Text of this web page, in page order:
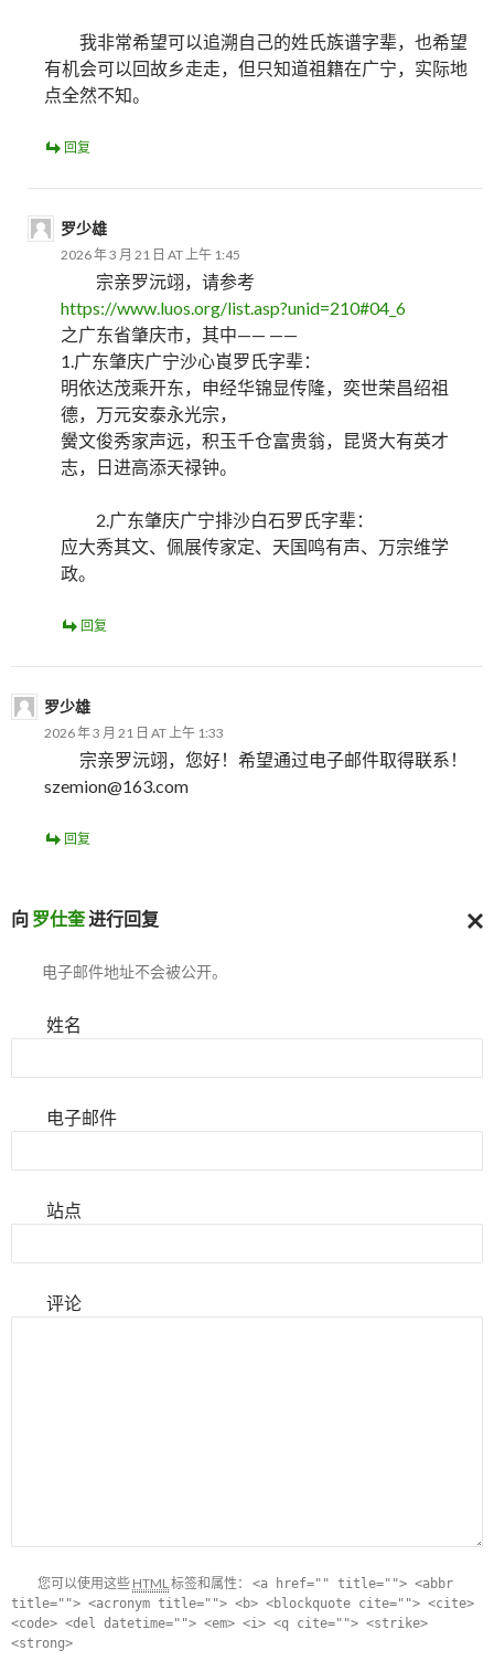
我非常希望可以追溯自己的姓氏族谱字辈，也希望
有机会可以回故乡走走，但只知道祖籍在广宁，实际地
点全然不知。
回复
罗少雄
2026 年 3 月 21 日 AT 上午 1:45
宗亲罗沅翊，请参考
https://www.luos.org/list.asp?unid=210#04_6
之广东省肇庆市，其中—— ——
1.广东肇庆广宁沙心崀罗氏字辈：
明依达茂乘开东，申经华锦显传隆，奕世荣昌绍祖
德，万元安泰永光宗，
黌文俊秀家声远，积玉千仓富贵翁，昆贤大有英才
志，日进高添天禄钟。
2.广东肇庆广宁排沙白石罗氏字辈：
应大秀其文、佩展传家定、天国鸣有声、万宗维学
政。
回复
罗少雄
2026 年 3 月 21 日 AT 上午 1:33
宗亲罗沅翊，您好！希望通过电子邮件取得联系！
szemion@163.com
回复
向 罗仕奎进行回复
电子邮件地址不会被公开。
姓名
电子邮件
站点
评论
您可以使用这些 HTML标签和属性： <a href="" title=""> <abbr
title=""> <acronym title=""> <b> <blockquote cite=""> <cite>
<code> <del datetime=""> <em> <i> <q cite=""> <strike>
<strong>